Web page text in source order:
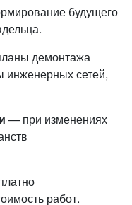
будущего
демонтажа
инженерных сетей,
— при изменениях
работ.